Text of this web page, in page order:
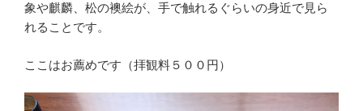
象や麒麟、松の襖絵が、手で触れるぐらいの身近で見ら
れることです。
ここはお薦めです（拝観料５００円）